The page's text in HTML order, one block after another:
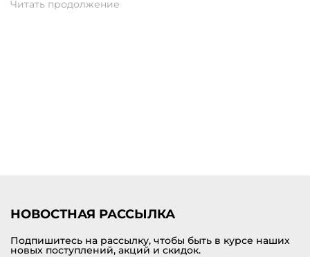
НОВОСТНАЯ РАССЫЛКА
Подпишитесь на рассылку, чтобы быть в курсе наших
новых поступлений, акций и скидок.